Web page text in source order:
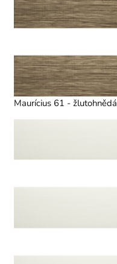
Maurícius 61 -